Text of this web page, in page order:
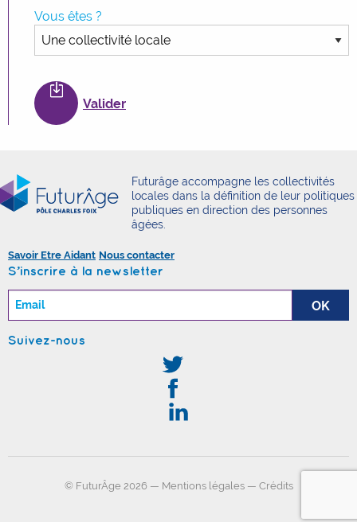
Vous êtes ?
Futurâge accompagne les collectivités
locales dans la définition de leur politiques
publiques en direction des personnes
âgées.
Savoir Etre Aidant Nous contacter
S’inscrire à la newsletter
Suivez-nous
© FuturÂge 2026 — Mentions légales— Crédits